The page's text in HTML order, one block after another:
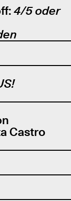
4/5 oder
Castro